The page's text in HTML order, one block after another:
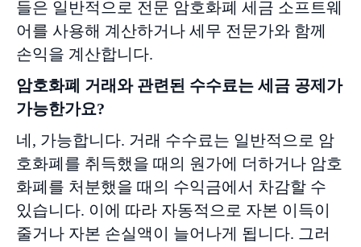
들은 일반적으로 전문 암호화폐 세금 소프트웨
어를 사용해 계산하거나 세무 전문가와 함께
손익을 계산합니다.
암호화폐
거래와 관련된 수수료는 세금 공제가
가능한가요?
네, 가능합니다. 거래 수수료는 일반적으로 암
호화폐를 취득했을 때의 원가에 더하거나 암호
화폐를 처분했을 때의 수익금에서 차감할 수
있습니다. 이에 따라 자동적으로 자본 이득이
줄거나 자본 손실액이 늘어나게 됩니다. 그러